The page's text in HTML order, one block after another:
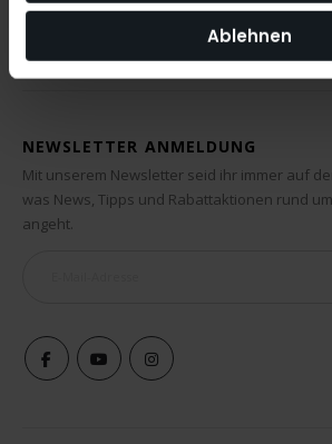
Ablehnen
NEWSLETTER ANMELDUNG
Mit unserem Newsletter seid ihr immer auf
was News, Tipps und Rabattaktionen rund
angeht.